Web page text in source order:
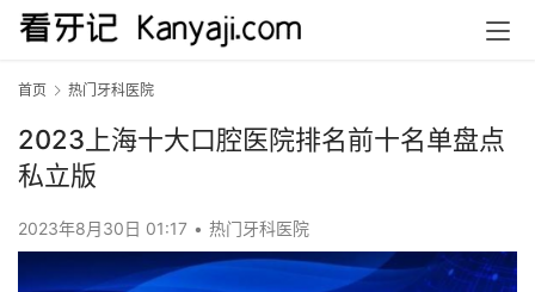
首页 热门牙科医院
2023上海十大口腔医院排名前十名单盘点
私立版
2023年8月30日 01:17 • 热门牙科医院